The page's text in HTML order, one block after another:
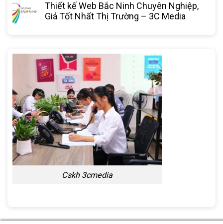
Thiết kế Web Bắc Ninh Chuyên Nghiệp,
Giá Tốt Nhất Thị Trường – 3C Media
Cskh 3cmedia